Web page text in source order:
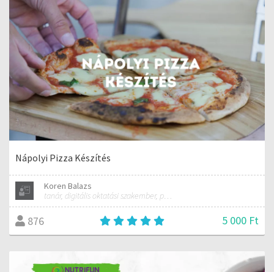
Nápolyi Pizza Készítés
Koren Balazs
tanár, digitális oktatási szakember, pizza rajongó
876 5 000 Ft